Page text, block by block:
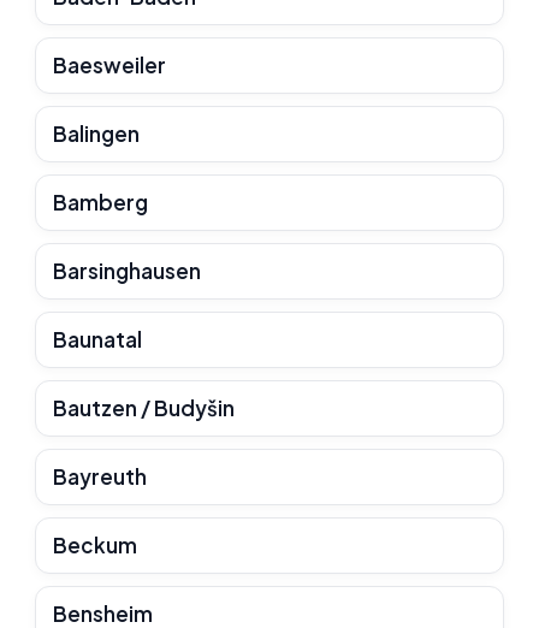
Baesweiler
Balingen
Bamberg
Barsinghausen
Baunatal
Bautzen / Budyšin
Bayreuth
Beckum
Bensheim